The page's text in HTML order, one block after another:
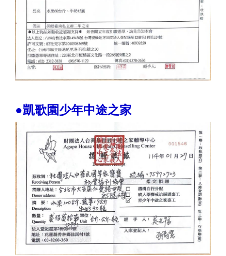
●凱歌園少年中途之家